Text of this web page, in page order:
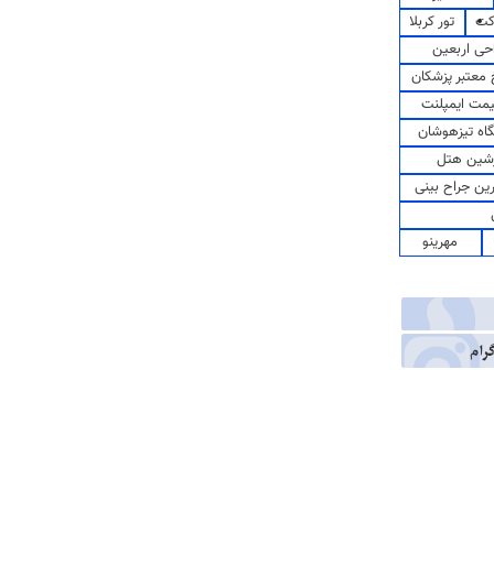
تور کربلا
اربعین
پزشکان
ایمپلنت
تیزهوشان
هتل
جراح بینی
مهرینو